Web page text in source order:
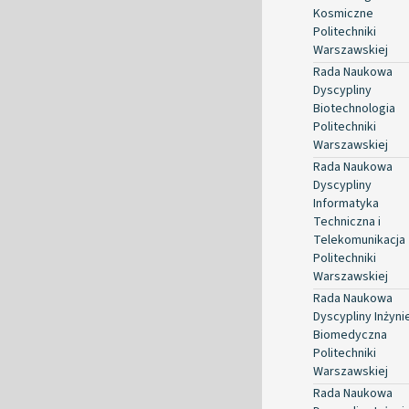
Kosmiczne
Politechniki
Warszawskiej
Rada Naukowa
Dyscypliny
Biotechnologia
Politechniki
Warszawskiej
Rada Naukowa
Dyscypliny
Informatyka
Techniczna i
Telekomunikacja
Politechniki
Warszawskiej
Rada Naukowa
Dyscypliny
Biomedyczna
Politechniki
Warszawskiej
Rada Naukowa